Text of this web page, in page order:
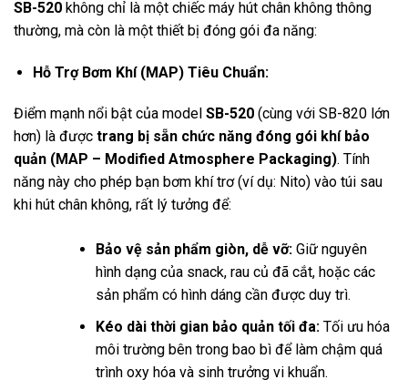
SB-520 không chỉ là một chiếc máy hút chân không thông
thường, mà còn là một thiết bị đóng gói đa năng:
Hỗ Trợ Bơm Khí (MAP) Tiêu Chuẩn:
Điểm mạnh nổi bật của model SB-520 (cùng với SB-820 lớn
hơn) là được trang bị sẵn chức năng đóng gói khí bảo
quản (MAP – Modified Atmosphere Packaging). Tính
năng này cho phép bạn bơm khí trơ (ví dụ: Nito) vào túi sau
khi hút chân không, rất lý tưởng để:
Bảo vệ sản phẩm giòn, dễ vỡ:Giữ nguyên
hình dạng của snack, rau củ đã cắt, hoặc các
sản phẩm có hình dáng cần được duy trì.
Kéo dài thời gian bảo quản tối đa:Tối ưu hóa
môi trường bên trong bao bì để làm chậm quá
trình oxy hóa và sinh trưởng vi khuẩn.